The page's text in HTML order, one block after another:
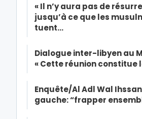
« Il n’y aura pas de
jusqu’à ce que les
tuent…
Dialogue inter-libyen au
« Cette réunion constitue
Enquête/Al Adl Wal
gauche: “frapper